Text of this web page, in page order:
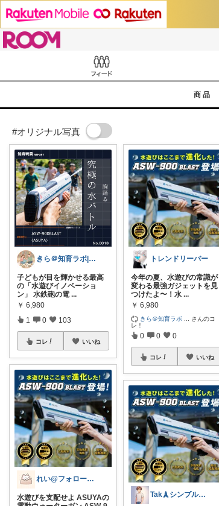
商品
#オリジナル写真
きら＠知育ラボ| 育児関連グッズカタログ
子どもが目を輝かせる最高
の「水遊びイノベーショ
ン」 水鉄砲の電 ...
￥ 6,980
1 0 103
コレ いいね
れい@フォロー＆経由購入感謝です♪
水遊びを支配せよ ASUYAの
トレンドリーバー
今年の夏、水遊びの常識が
変わる最強ガジェットを見
つけたよ〜！水 ...
￥ 6,980
きら＠知育ラボ
さんのコ
レ！
0 0 0
コレ いいね
Tak🗼シンプルで健康的な暮らし